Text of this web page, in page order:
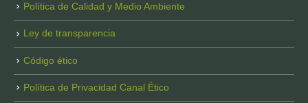
Política de Calidad y Medio Ambiente
Ley de transparencia
Código ético
Política de Privacidad Canal Ético